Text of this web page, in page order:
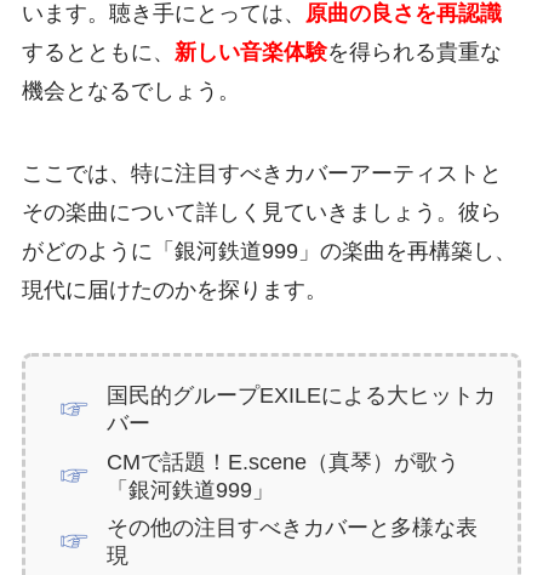
います。聴き手にとっては、 原曲の良さを再認識
するとともに、 新しい音楽体験を得られる貴重な
機会となるでしょう。
ここでは、特に注目すべきカバーアーティストと
その楽曲について詳しく見ていきましょう。彼ら
がどのように「銀河鉄道999」の楽曲を再構築し、
現代に届けたのかを探ります。
国民的グループEXILEによる大ヒットカ
バー
CMで話題！E.scene（真琴）が歌う
「銀河鉄道999」
その他の注目すべきカバーと多様な表
現